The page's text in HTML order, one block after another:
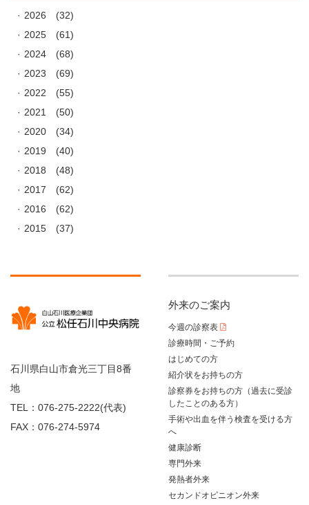
2026
(32)
2025
(61)
2024
(68)
2023
(69)
2022
(55)
2021
(50)
2020
(34)
2019
(40)
2018
(48)
2017
(62)
2016
(62)
2015
(37)
石川県白山市倉光三丁目8番
地
TEL：076-275-2222(代表)
FAX：076-274-5974
外来のご案内
今週の診察表
診療時間・ご予約
はじめての方
紹介状をお持ちの方
診察券をお持ちの方（過去に受診
したことのある方）
手術や出血を伴う検査を受ける方
へ
健康診断
専門外来
発熱者外来
セカンドオピニオン外来